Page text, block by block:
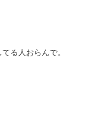
る人おらんで。